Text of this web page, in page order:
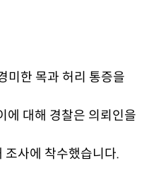
미한 목과 허리 통증을
에 대해 경찰은 의뢰인을
조사에 착수했습니다.